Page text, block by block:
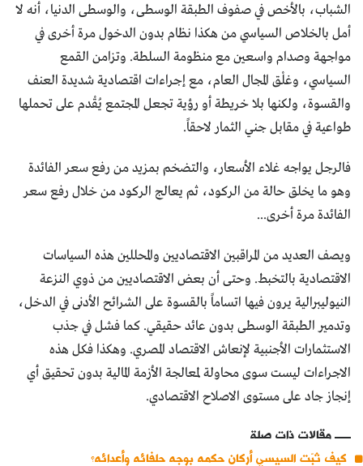
الشباب، بالأخص في صفوف الطبقة الوسطى، والوسطى الدنيا، أنه لا
أمل بالخلاص السياسي من هكذا نظام بدون الدخول مرة أخرى في
مواجهة وصدام واسعين مع منظومة السلطة. وتزامن القمع
السياسي، وغلْق المجال العام، مع إجراءات اقتصادية شديدة العنف
والقسوة، ولكنها بلا خريطة أو رؤية تجعل المجتمع يُقْدم على تحملها
طواعية في مقابل جني الثمار لاحقاً.
فالرجل يواجه غلاء الأسعار، والتضخم بمزيد من رفع سعر الفائدة
وهو ما يخلق حالة من الركود، ثم يعالج الركود من خلال رفع سعر
الفائدة مرة أخرى...
ويصف العديد من المراقبين الاقتصاديين والمحللين هذه السياسات
الاقتصادية بالتخبط. وحتى أن بعض الاقتصاديين من ذوي النزعة
النيوليبرالية يرون فيها اتساماً بالقسوة على الشرائح الأدنى في الدخل،
وتدمير الطبقة الوسطى بدون عائد حقيقي. كما فشل في جذب
الاستثمارات الأجنبية لإنعاش الاقتصاد المصري. وهكذا فكل هذه
الاجراءات ليست سوى محاولة لمعالجة الأزمة المالية بدون تحقيق أي
إنجاز جاد على مستوى الاصلاح الاقتصادي.
مقالات ذات صلة
كيف ثبّت السيسي أركان حكمه بوجه حلفائه وأعدائه؟